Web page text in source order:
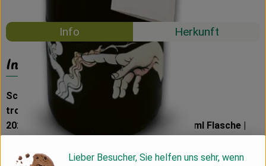
20,59 €
Info Herkunft
Info
Scheurebe
trocken
2023 | Wein aus ökologischem Anbau | 750ml Flasche |
Lieber Besucher, Sie helfen uns sehr, wenn